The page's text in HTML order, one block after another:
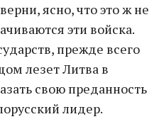
ясно, что это ж не
эти войска.
прежде всего
лезет Литва в
свою преданность
лидер.